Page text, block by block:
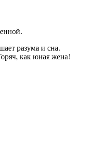
разума и сна.
как юная жена!